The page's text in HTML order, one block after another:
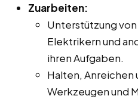
Zuarbeiten:
Unterstützung
Elektrikern und
ihren Aufgaben.
Halten, Anreichen
Werkzeugen und